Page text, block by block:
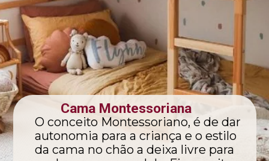
Cama Montessoriana
O conceito Montessoriano, é de dar
autonomia para a criança e o estilo
da cama no chão a deixa livre para